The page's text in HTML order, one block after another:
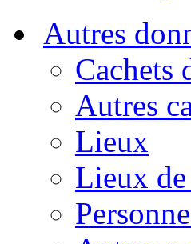
Autres
Cachets
Autres
Lieux
Lieux